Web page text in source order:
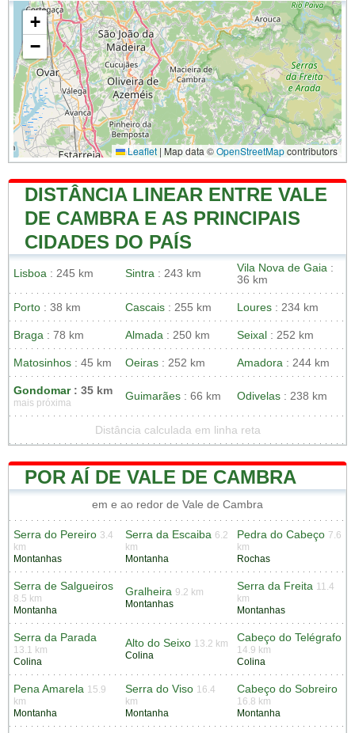
+
−
Leaflet | Map data ©OpenStreetMapcontributors
DISTÂNCIA LINEAR ENTRE VALE
DE CAMBRA E AS PRINCIPAIS
CIDADES DO PAÍS
Lisboa : 245 km Sintra : 243 km Vila Nova de Gaia :
36 km
Porto : 38 km Cascais : 255 km Loures : 234 km
Braga : 78 km Almada : 250 km Seixal : 252 km
Matosinhos : 45 km Oeiras : 252 km Amadora : 244 km
Gondomar: 35 km
mais próxima
Guimarães : 66 km Odivelas : 238 km
Distância calculada em linha reta
POR AÍ DE VALE DE CAMBRA
em e ao redor de Vale de Cambra
Serra do Pereiro 3.4
km
Montanhas
Serra da Escaiba 6.2
km
Montanha
Pedra do Cabeço 7.6
km
Rochas
Serra de Salgueiros
8.5 km
Montanha
Gralheira 9.2 km
Montanhas
Serra da Freita 11.4
km
Montanhas
Serra da Parada
13.1 km
Colina
Alto do Seixo 13.2 km
Colina
Cabeço do Telégrafo
14.9 km
Colina
Pena Amarela 15.9
km
Montanha
Serra do Viso 16.4
km
Montanha
Cabeço do Sobreiro
16.8 km
Montanha